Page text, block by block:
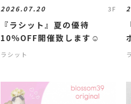
2026.07.20 3F
『ラシット』夏の優待
10％OFF開催致します☺
ラシット